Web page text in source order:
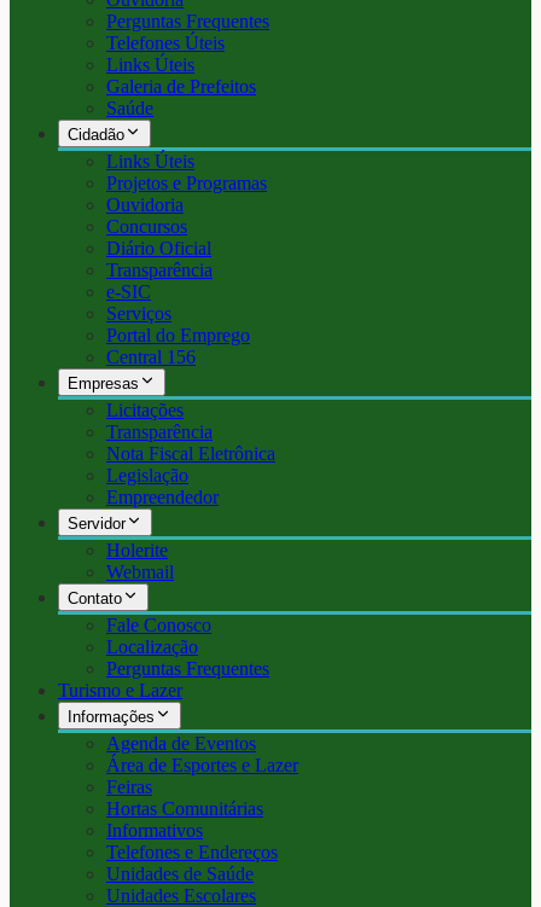
Perguntas Frequentes
Telefones Úteis
Links Úteis
Galeria de Prefeitos
Saúde
Cidadão
Links Úteis
Projetos e Programas
Ouvidoria
Concursos
Diário Oficial
Transparência
e-SIC
Serviços
Portal do Emprego
Central 156
Empresas
Licitações
Transparência
Nota Fiscal Eletrônica
Legislação
Empreendedor
Servidor
Holerite
Webmail
Contato
Fale Conosco
Localização
Perguntas Frequentes
Turismo e Lazer
Informações
Agenda de Eventos
Área de Esportes e Lazer
Feiras
Hortas Comunitárias
Informativos
Telefones e Endereços
Unidades de Saúde
Unidades Escolares